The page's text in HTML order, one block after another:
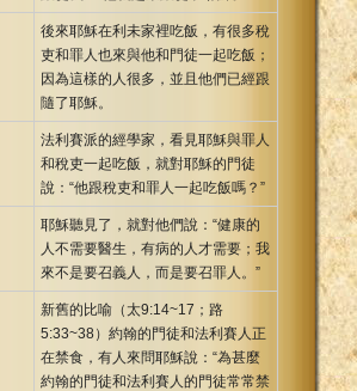
後來耶穌在利未家裡吃飯，有很多稅
吏和罪人也來與他和門徒一起吃飯；
因為這樣的人很多，並且他們已經跟
隨了耶穌。
法利賽派的經學家，看見耶穌與罪人
和稅吏一起吃飯，就對耶穌的門徒
說：“他跟稅吏和罪人一起吃飯嗎？”
耶穌聽見了，就對他們說：“健康的
人不需要醫生，有病的人才需要；我
來不是要召義人，而是要召罪人。”
新舊的比喻（太9:14~17；路
5:33~38）約翰的門徒和法利賽人正
在禁食，有人來問耶穌說：“為甚麼
約翰的門徒和法利賽人的門徒常常禁